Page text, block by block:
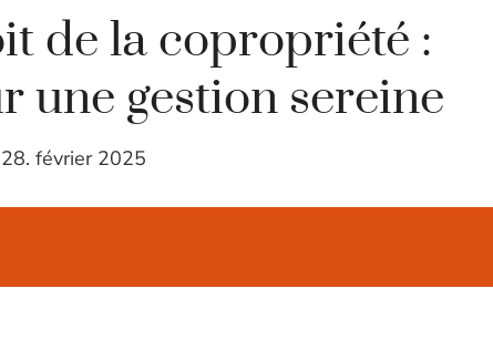
de la copropriété :
une gestion sereine
28. février 2025